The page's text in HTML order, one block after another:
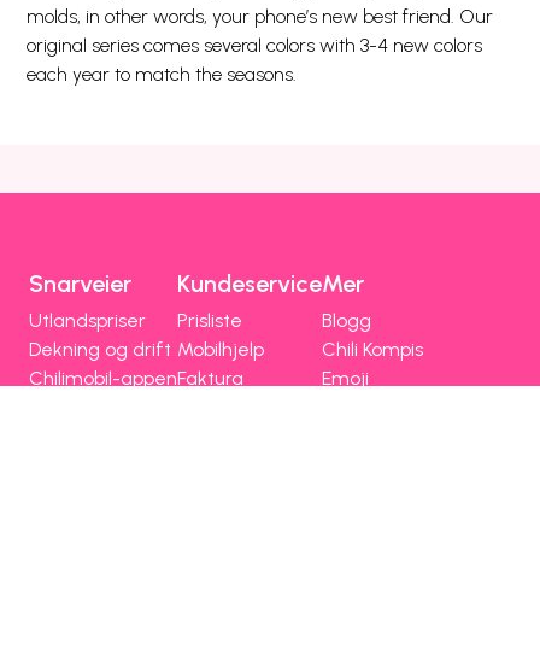
molds, in other words, your phone’s new best friend. Our
original series comes several colors with 3-4 new colors
each year to match the seasons.
Snarveier
Utlandspriser
Dekning og drift
Chilimobil-appen
Kundeservice
Prisliste
Mobilhjelp
Faktura
Mer
Blogg
Chili Kompis
Emoji